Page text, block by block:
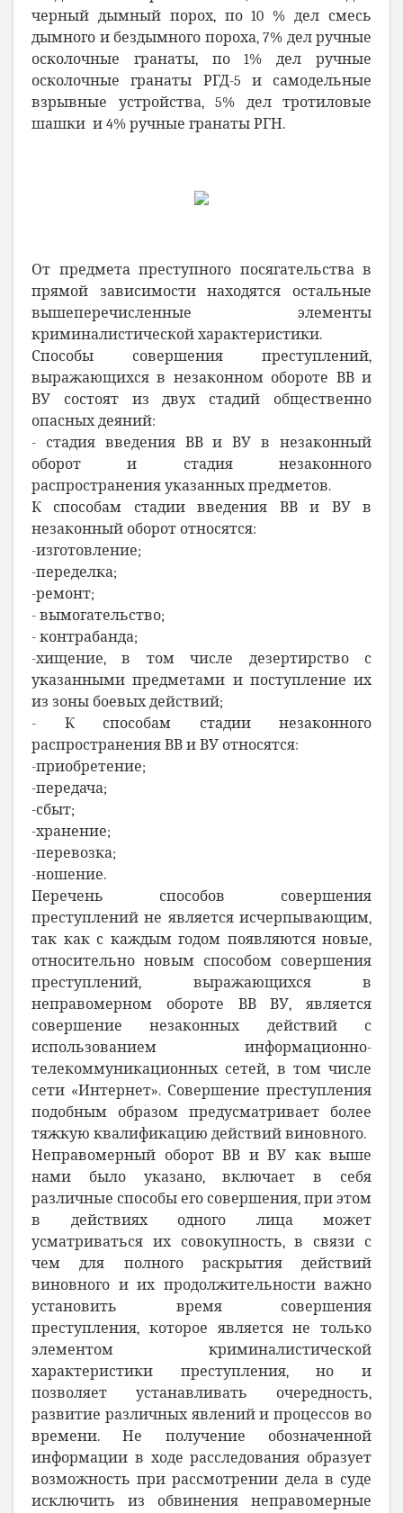
черный дымный порох, по 10 % дел смесь
дымного и бездымного пороха, 7% дел ручные
осколочные гранаты, по 1% дел ручные
осколочные гранаты РГД-5 и самодельные
взрывные устройства, 5% дел тротиловые
шашки и 4% ручные гранаты РГН.
От предмета преступного посягательства в
прямой зависимости находятся остальные
вышеперечисленные элементы
криминалистической характеристики.
Способы совершения преступлений,
выражающихся в незаконном обороте ВВ и
ВУ состоят из двух стадий общественно
опасных деяний:
- стадия введения ВВ и ВУ в незаконный
оборот и стадия незаконного
распространения указанных предметов.
К способам стадии введения ВВ и ВУ в
незаконный оборот относятся:
-изготовление;
-переделка;
-ремонт;
- вымогательство;
- контрабанда;
-хищение, в том числе дезертирство с
указанными предметами и поступление их
из зоны боевых действий;
- К способам стадии незаконного
распространения ВВ и ВУ относятся:
-приобретение;
-передача;
-сбыт;
-хранение;
-перевозка;
-ношение.
Перечень способов совершения
преступлений не является исчерпывающим,
так как с каждым годом появляются новые,
относительно новым способом совершения
преступлений, выражающихся в
неправомерном обороте ВВ ВУ, является
совершение незаконных действий с
использованием информационно-
телекоммуникационных сетей, в том числе
сети «Интернет». Совершение преступления
подобным образом предусматривает более
тяжкую квалификацию действий виновного.
Неправомерный оборот ВВ и ВУ как выше
нами было указано, включает в себя
различные способы его совершения, при этом
в действиях одного лица может
усматриваться их совокупность, в связи с
чем для полного раскрытия действий
виновного и их продолжительности важно
установить время совершения
преступления, которое является не только
элементом криминалистической
характеристики преступления, но и
позволяет устанавливать очередность,
развитие различных явлений и процессов во
времени. Не получение обозначенной
информации в ходе расследования образует
возможностьпри рассмотрении дела в суде
исключить из обвинения неправомерные